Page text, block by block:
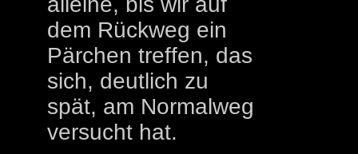
dem Rückweg ein
Pärchen treffen, das
sich, deutlich zu
spät, am Normalweg
versucht hat.